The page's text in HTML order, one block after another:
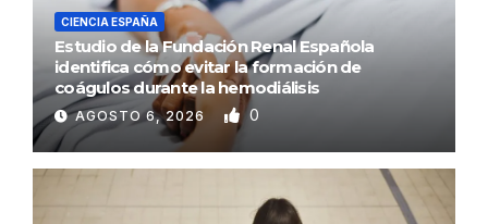
CIENCIA ESPAÑA
Estudio de la Fundación Renal Española
identifica cómo evitar la formación de
coágulos durante la hemodiálisis
AGOSTO 6, 2026 0